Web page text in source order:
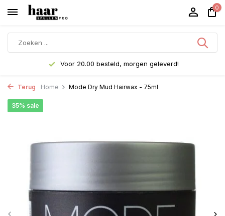
0
Voor 20.00 besteld, morgen geleverd!
Terug Home Mode Dry Mud Hairwax - 75ml
35% sale